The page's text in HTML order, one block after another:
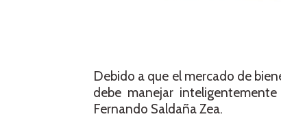
Debido a que el mercado de
debe manejar
Fernando Saldaña Zea.